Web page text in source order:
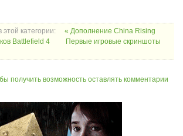
категории:
« Дополнение China Rising
Battlefield 4
Первые игровые скриншоты
получить возможность оставлять комментарии